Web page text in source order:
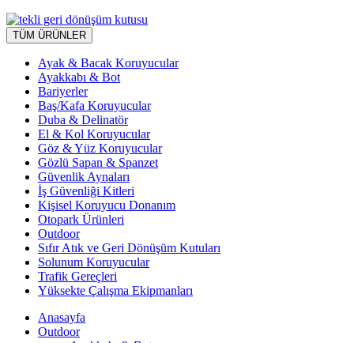
TÜM ÜRÜNLER
Ayak & Bacak Koruyucular
Ayakkabı & Bot
Bariyerler
Baş/Kafa Koruyucular
Duba & Delinatör
El & Kol Koruyucular
Göz & Yüz Koruyucular
Gözlü Sapan & Spanzet
Güvenlik Aynaları
İş Güvenliği Kitleri
Kişisel Koruyucu Donanım
Otopark Ürünleri
Outdoor
Sıfır Atık ve Geri Dönüşüm Kutuları
Solunum Koruyucular
Trafik Gereçleri
Yüksekte Çalışma Ekipmanları
Anasayfa
Outdoor